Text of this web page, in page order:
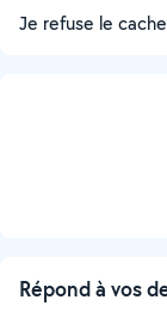
Je refuse le
Répond à vos